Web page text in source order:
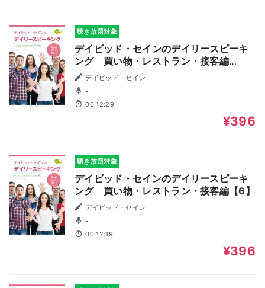
聴き放題対象
デイビッド・セインのデイリースピーキ
ング 買い物・レストラン・接客編
【10】
デイビッド・セイン
-
00:12:29
¥396
聴き放題対象
デイビッド・セインのデイリースピーキ
ング 買い物・レストラン・接客編【6】
デイビッド・セイン
-
00:12:19
¥396